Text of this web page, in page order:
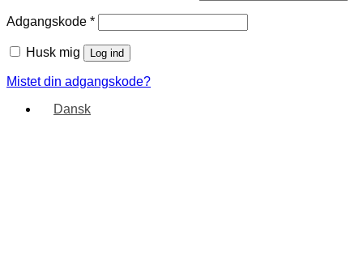
Adgangskode *
Husk mig Log ind
Mistet din adgangskode?
Dansk